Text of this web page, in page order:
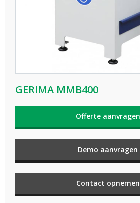
GERIMA MMB400
Offerte aanvragen
Demo aanvragen
Contact opnemen